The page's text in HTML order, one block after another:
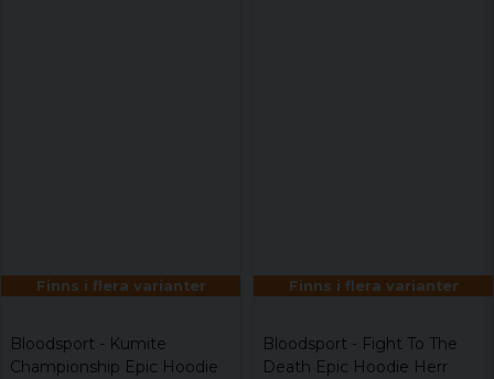
Finns i flera varianter
Bloodsport - Kumite
Championship Epic Hoodie
Finns i flera varianter
Bloodsport - Fight To The
Death Epic Hoodie Herr